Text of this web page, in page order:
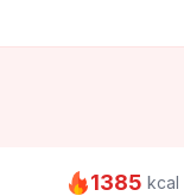
1385 kcal